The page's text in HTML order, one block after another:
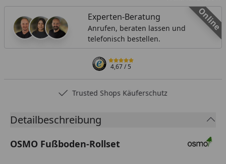
Online
Experten-Beratung
Anrufen, beraten lassen und
telefonisch bestellen.
4,67/ 5
Trusted Shops Käuferschutz
Detailbeschreibung
OSMO Fußboden-Rollset